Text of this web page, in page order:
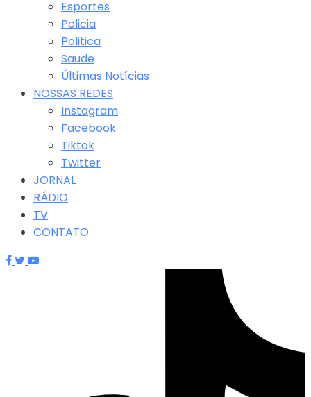
Esportes
Policia
Politica
Saude
Últimas Notícias
NOSSAS REDES
Instagram
Facebook
Tiktok
Twitter
JORNAL
RÁDIO
TV
CONTATO